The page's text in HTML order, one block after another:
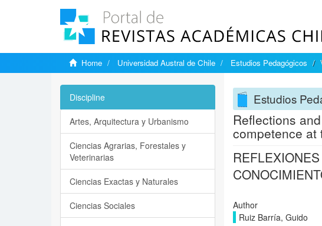
Home Universidad Austral de Chile Estudios Pedagógicos
Estudios
Reflections
competence at
Author
Ruiz Barría, Guido
Discipline
Artes, Arquitectura y Urbanismo
Ciencias Agrarias, Forestales y
Veterinarias
Ciencias Exactas y Naturales
Ciencias Sociales